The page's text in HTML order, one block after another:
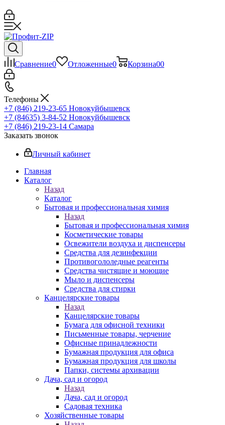
Сравнение0 Отложенные0 Корзина00
Телефоны
+7 (846) 219-23-65 Новокуйбышевск
+7 (84635) 3-84-52 Новокуйбышевск
+7 (846) 219-23-14 Самара
Заказать звонок
Личный кабинет
Главная
Каталог
Назад
Каталог
Бытовая и профессиональная химия
Назад
Бытовая и профессиональная химия
Косметические товары
Освежители воздуха и диспенсеры
Средства для дезинфекции
Противогололедные реагенты
Средства чистящие и моющие
Мыло и диспенсеры
Средства для стирки
Канцелярские товары
Назад
Канцелярские товары
Бумага для офисной техники
Письменные товары, черчение
Офисные принадлежности
Бумажная продукция для офиса
Бумажная продукция для школы
Папки, системы архивации
Дача, сад и огород
Назад
Дача, сад и огород
Садовая техника
Хозяйственные товары